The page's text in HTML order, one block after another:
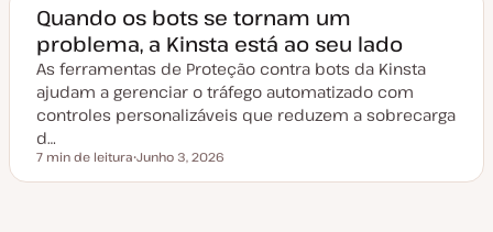
e
a
t
u
a
i
z
a
ã
o
Quando os bots se tornam um
problema, a Kinsta está ao seu lado
As ferramentas de Proteção contra bots da Kinsta
ajudam a gerenciar o tráfego automatizado com
controles personalizáveis que reduzem a sobrecarga
d…
Tempo de leitura
7 min de leitura
a
Junho 3, 2026